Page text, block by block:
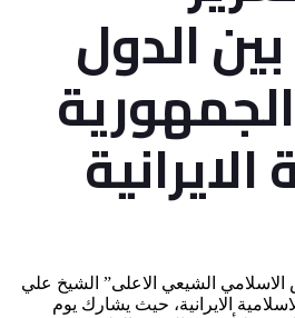
الدول
الشيعي الاعلى” الشيخ علي
الايرانية، حيث يشارك يوم